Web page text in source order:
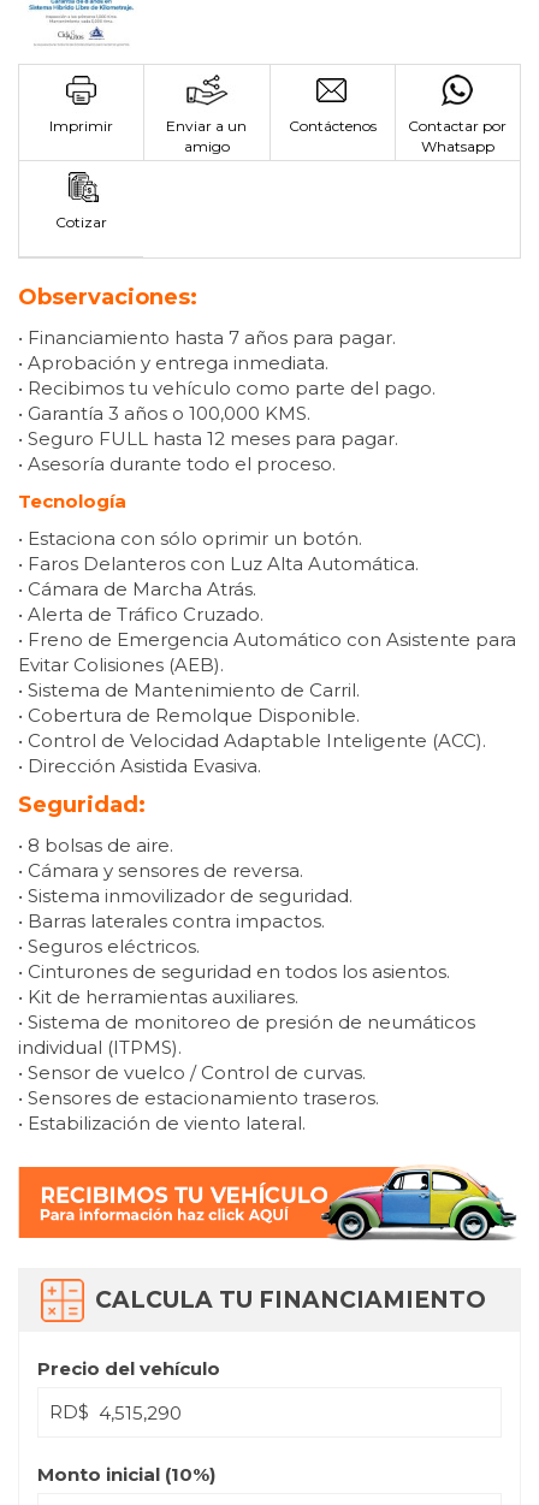
Imprimir
Enviar a un
amigo
Contáctenos
Contactar por
Whatsapp
Cotizar
Observaciones:
• Financiamiento hasta 7 años para pagar.
• Aprobación y entrega inmediata.
• Recibimos tu vehículo como parte del pago.
• Garantía 3 años o 100,000 KMS.
• Seguro FULL hasta 12 meses para pagar.
• Asesoría durante todo el proceso.
Tecnología
• Estaciona con sólo oprimir un botón.
• Faros Delanteros con Luz Alta Automática.
• Cámara de Marcha Atrás.
• Alerta de Tráfico Cruzado.
• Freno de Emergencia Automático con Asistente para
Evitar Colisiones (AEB).
• Sistema de Mantenimiento de Carril.
• Cobertura de Remolque Disponible.
• Control de Velocidad Adaptable Inteligente (ACC).
• Dirección Asistida Evasiva.
Seguridad:
• 8 bolsas de aire.
• Cámara y sensores de reversa.
• Sistema inmovilizador de seguridad.
• Barras laterales contra impactos.
• Seguros eléctricos.
• Cinturones de seguridad en todos los asientos.
• Kit de herramientas auxiliares.
• Sistema de monitoreo de presión de neumáticos
individual (ITPMS).
• Sensor de vuelco / Control de curvas.
• Sensores de estacionamiento traseros.
• Estabilización de viento lateral.
CALCULA TU FINANCIAMIENTO
Precio del vehículo
RD$
Monto inicial (10%)